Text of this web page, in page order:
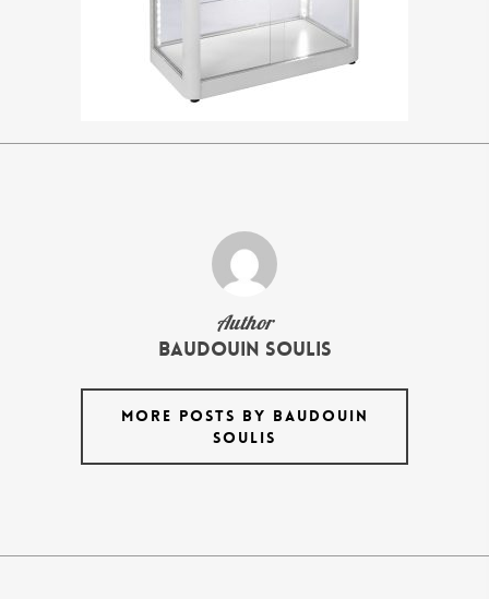
Author
Baudouin Soulis
MORE POSTS BY BAUDOUIN
SOULIS